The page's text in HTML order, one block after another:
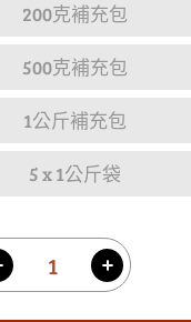
200克補充包
500克補充包
1公斤補充包
5 x 1公斤袋
增